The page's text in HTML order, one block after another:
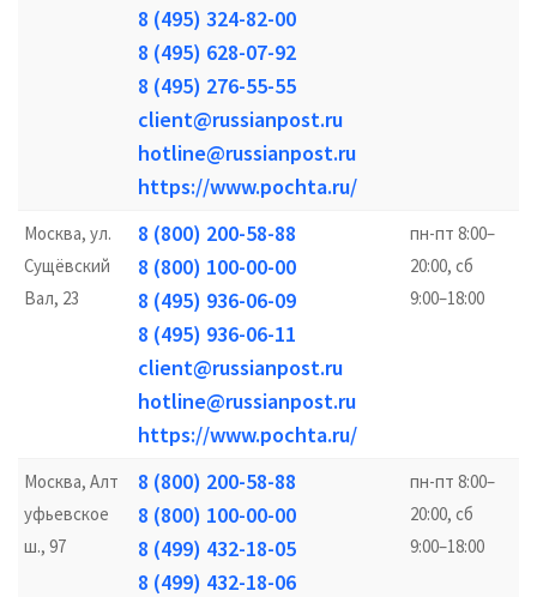
8 (495) 324-82-00
8 (495) 628-07-92
8 (495) 276-55-55
client@russianpost.ru
hotline@russianpost.ru
https://www.pochta.ru/
Москва, ул.
Сущёвский
Вал, 23
8 (800) 200-58-88
8 (800) 100-00-00
8 (495) 936-06-09
8 (495) 936-06-11
client@russianpost.ru
hotline@russianpost.ru
https://www.pochta.ru/
пн-пт 8:00–
20:00, сб
9:00–18:00
Москва, Алт
уфьевское
ш., 97
8 (800) 200-58-88
8 (800) 100-00-00
8 (499) 432-18-05
8 (499) 432-18-06
пн-пт 8:00–
20:00, сб
9:00–18:00